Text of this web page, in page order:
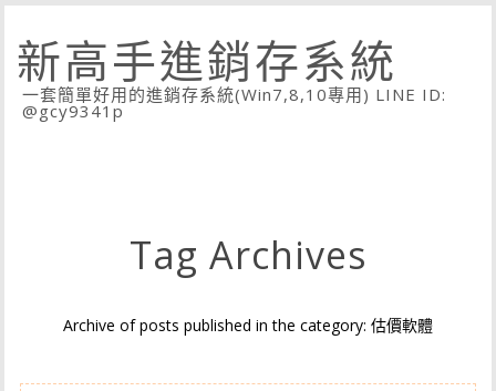
新高手進銷存系統
一套簡單好用的進銷存系統(Win7,8,10專用) LINE ID:
@gcy9341p
Tag Archives
Archive of posts published in the category: 估價軟體